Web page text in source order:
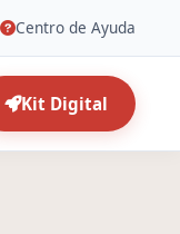
Centro de Ayuda
Kit Digital